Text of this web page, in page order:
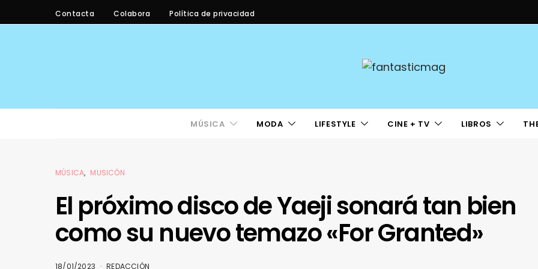
Contacta Colabora Política de privacidad
MÚSICA MODA LIFESTYLE CINE + TV LIBROS
MÚSICA MUSICÓN
El próximo disco de Yaeji sonará tan bien
como su nuevo temazo «For Granted»
18/01/2023 REDACCIÓN